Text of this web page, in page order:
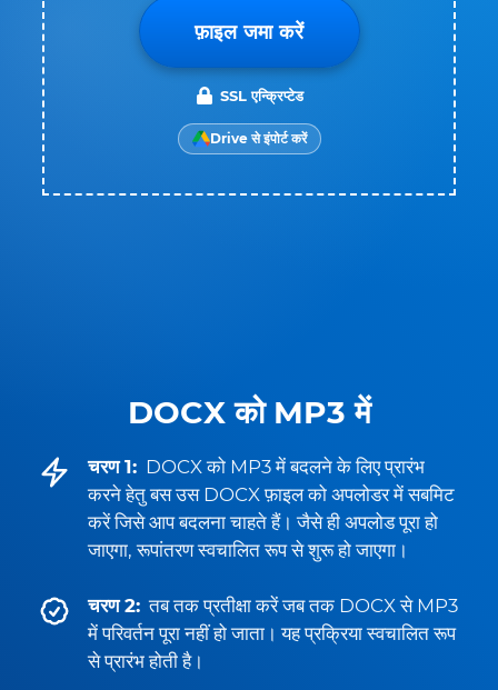
DOCX को MP3 में
चरण 1: DOCX को MP3 में बदलने के लिए प्रारंभ
करने हेतु बस उस DOCX फ़ाइल को अपलोडर में सबमिट
करें जिसे आप बदलना चाहते हैं। जैसे ही अपलोड पूरा हो
जाएगा, रूपांतरण स्वचालित रूप से शुरू हो जाएगा।
चरण 2: तब तक प्रतीक्षा करें जब तक DOCX से MP3
में परिवर्तन पूरा नहीं हो जाता। यह प्रक्रिया स्वचालित रूप
से प्रारंभ होती है।
फ़ाइल जमा करें
SSL एन्क्रिप्टेड
Drive से इंपोर्ट करें